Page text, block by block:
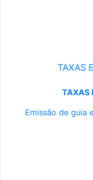
TAXAS
TAXAS
Emissão de guia